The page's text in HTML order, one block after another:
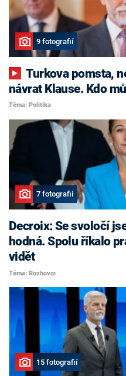
9 fotografií
Turkova pomsta, nekonfliktní Havlíček i
návrat Klause. Kdo
Téma: Politika
7 fotografií
Decroix: Se svoločí
hodná. Spolu říkalo
vidět
Téma: Rozhovor
15 fotografií